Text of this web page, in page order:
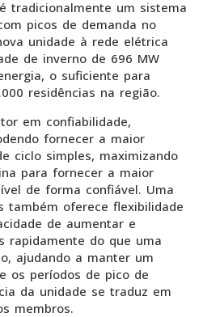
tradicionalmente um sistema
picos de demanda no
unidade à rede elétrica
de inverno de 696 MW
o suficiente para
residências na região.
em confiabilidade,
fornecer a maior
ciclo simples, maximizando
para fornecer a maior
de forma confiável. Uma
também oferece flexibilidade
de aumentar e
rapidamente do que uma
ajudando a manter um
os períodos de pico de
da unidade se traduz em
membros.